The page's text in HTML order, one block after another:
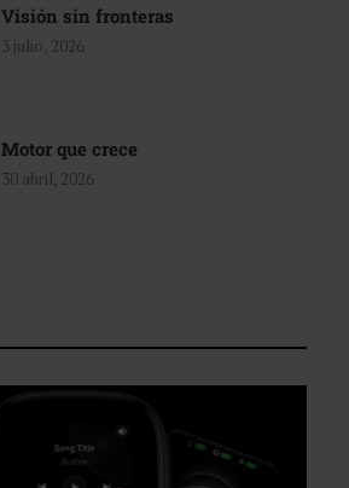
Visión sin fronteras
3 julio, 2026
Motor que crece
30 abril, 2026